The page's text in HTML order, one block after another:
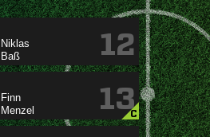


12


13
C